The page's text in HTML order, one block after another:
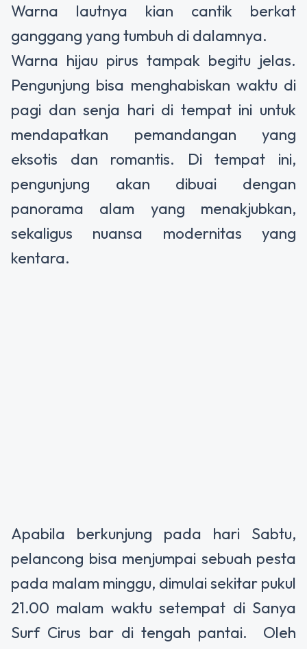
Warna lautnya kian cantik berkat
ganggang yang tumbuh di dalamnya.
Warna hijau pirus tampak begitu jelas.
Pengunjung bisa menghabiskan waktu di
pagi dan senja hari di tempat ini untuk
mendapatkan pemandangan yang
eksotis dan romantis. Di tempat ini,
pengunjung akan dibuai dengan
panorama alam yang menakjubkan,
sekaligus nuansa modernitas yang
kentara.
Apabila berkunjung pada hari Sabtu,
pelancong bisa menjumpai sebuah pesta
pada malam minggu, dimulai sekitar pukul
21.00 malam waktu setempat di Sanya
Surf Cirus bar di tengah pantai. Oleh